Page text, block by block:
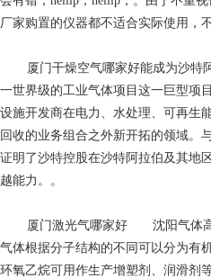
厂家购置的仪器都不适合实际使用，
厦门干燥空气哪家好能成为沙特
一世界级的工业气体项目这一巨型项
设施开发商在电力、水处理、可再生
回收的业务组合之外新开拓的领域。
证明了沙特控股在沙特阿拉伯及其地
越能力。。
厦门激光气哪家好 沈阳气体高
气体根据分子结构的不同可以分为
环氧乙烷可用作生产增塑剂、润滑剂